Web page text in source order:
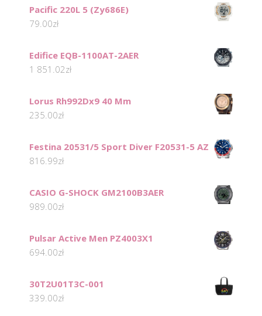
Pacific 220L 5 (Zy686E)
79.00zł
Edifice EQB-1100AT-2AER
1 851.02zł
Lorus Rh992Dx9 40 Mm
235.00zł
Festina 20531/5 Sport Diver F20531-5 AZ
816.99zł
CASIO G-SHOCK GM2100B3AER
989.00zł
Pulsar Active Men PZ4003X1
694.00zł
30T2U01T3C-001
339.00zł